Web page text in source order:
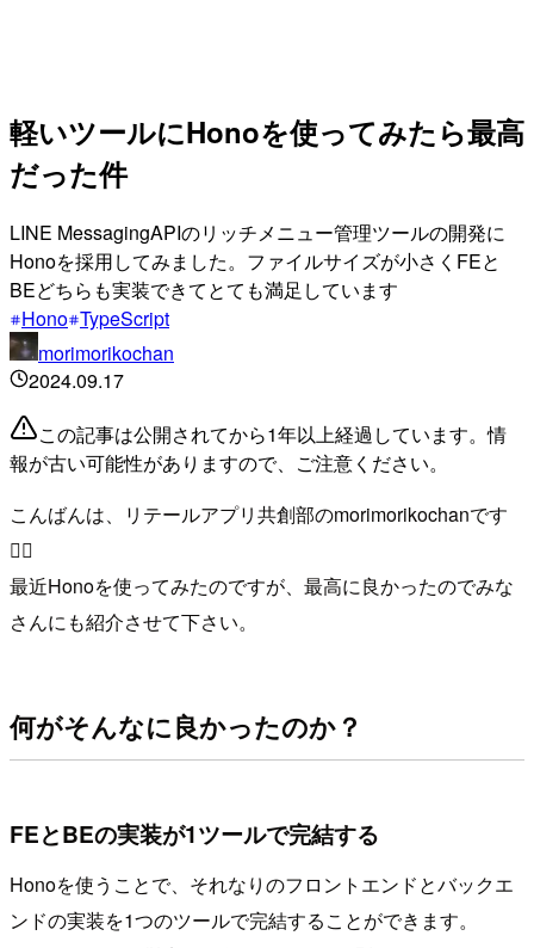
軽いツールにHonoを使ってみたら最高
だった件
LINE MessagingAPIのリッチメニュー管理ツールの開発に
Honoを採用してみました。ファイルサイズが小さくFEと
BEどちらも実装できてとても満足しています
Hono TypeScript
morimorikochan
2024.09.17
この記事は公開されてから1年以上経過しています。情
報が古い可能性がありますので、ご注意ください。
こんばんは、リテールアプリ共創部のmorimorikochanです
🏊‍♂️
最近Honoを使ってみたのですが、最高に良かったのでみな
さんにも紹介させて下さい。
何がそんなに良かったのか？
FEとBEの実装が1ツールで完結する
Honoを使うことで、それなりのフロントエンドとバックエ
ンドの実装を1つのツールで完結することができます。